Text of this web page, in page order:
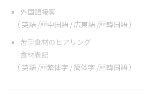
外国語接客
（ 英語 /中国語 / 広東語 /韓国語 ）
苦手食材のヒアリング
食材表記
（ 英語 /繁体字 / 簡体字 /韓国語 ）